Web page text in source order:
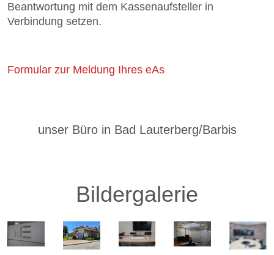
Beantwortung mit dem Kassenaufsteller in
Verbindung setzen.
Formular zur Meldung Ihres eAs
unser Büro in Bad Lauterberg/Barbis
Bildergalerie